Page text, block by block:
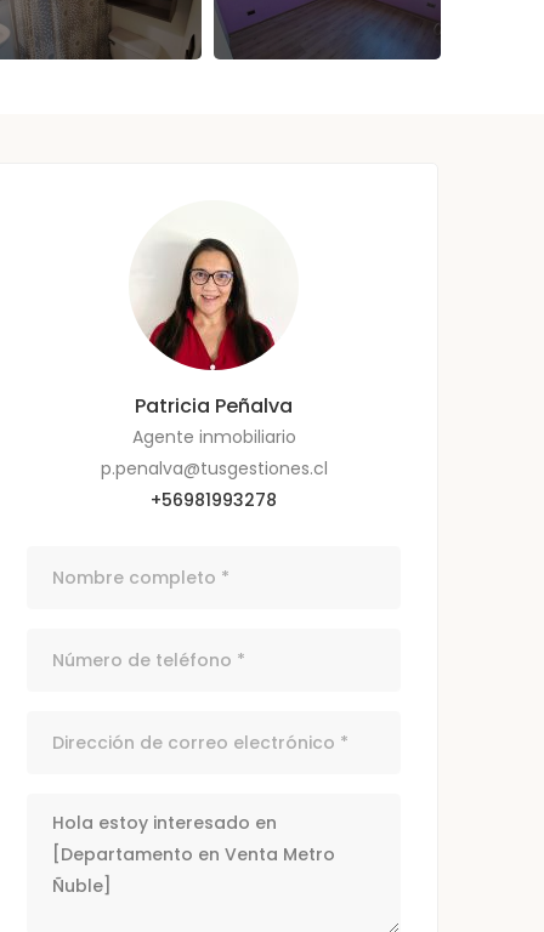
Patricia Peñalva
Agente inmobiliario
p.penalva@tusgestiones.cl
+56981993278